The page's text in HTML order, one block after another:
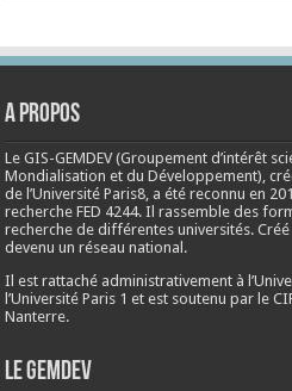
A propos
Le GIS-GEMDEV (Groupement d’intérêt
Mondialisation et du Développement),
de l’Université Paris8, a été reconnu en
recherche FED 4244. Il rassemble des
recherche de différentes universités.
devenu un réseau national.
Il est rattaché administrativement à
l’Université Paris 1 et est soutenu par le
Nanterre.
Le Gemdev